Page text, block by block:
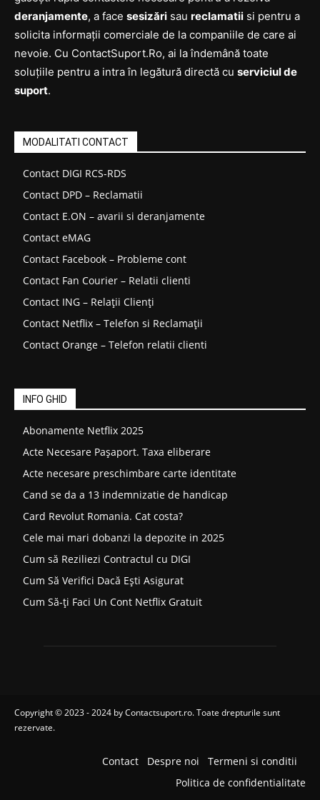
deranjamente, a face sesizări sau reclamatii si pentru a
solicita informații comerciale de la companiile de care ai
nevoie. Cu ContactSuport.Ro, ai la îndemână toate
soluțiile pentru a intra în legătură directă cu serviciul de
suport.
MODALITATI CONTACT
Contact DIGI RCS-RDS
Contact DPD – Reclamatii
Contact E.ON – avarii si deranjamente
Contact eMAG
Contact Facebook – Probleme cont
Contact Fan Courier – Relatii clienti
Contact ING – Relații Clienți
Contact Netflix – Telefon si Reclamații
Contact Orange – Telefon relatii clienti
INFO GHID
Abonamente Netflix 2025
Acte Necesare Pașaport. Taxa eliberare
Acte necesare preschimbare carte identitate
Cand se da a 13 indemnizatie de handicap
Card Revolut Romania. Cat costa?
Cele mai mari dobanzi la depozite in 2025
Cum să Reziliezi Contractul cu DIGI
Cum Să Verifici Dacă Ești Asigurat
Cum Să-ți Faci Un Cont Netflix Gratuit
Copyright © 2023 - 2024 byContactsuport.ro. Toate drepturile sunt
rezervate.
Contact Despre noi
Termeni si conditii
Politica de confidentialitate